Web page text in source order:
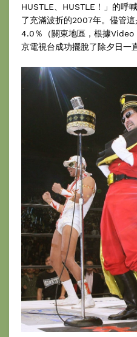
HUSTLE、HUSTLE！」的呼
了充滿波折的2007年。儘管
4.0％（關東地區，根據
京電視台成功擺脫了除夕日一